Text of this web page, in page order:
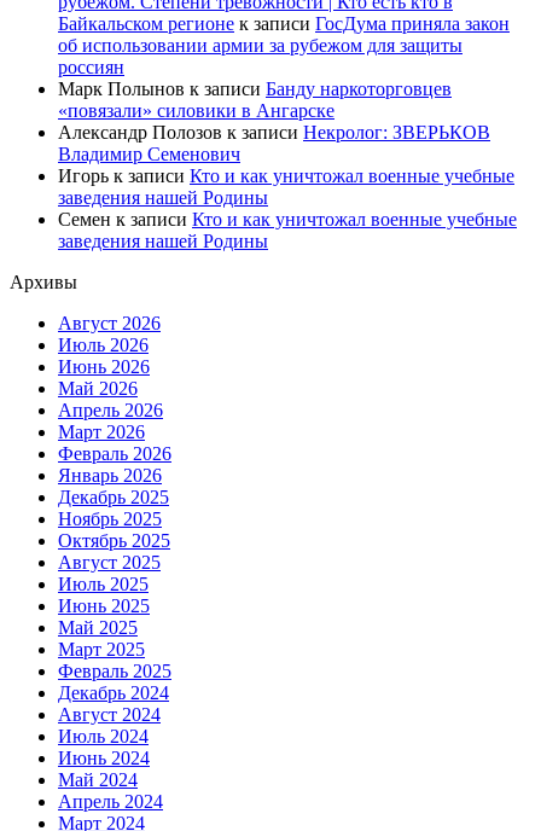
Байкальском регионе к записи ГосДума приняла закон
об использовании армии за рубежом для защиты
россиян
Марк Полынов к записи Банду наркоторговцев
«повязали» силовики в Ангарске
Александр Полозов к записи Некролог: ЗВЕРЬКОВ
Владимир Семенович
Игорь к записи Кто и как уничтожал военные учебные
заведения нашей Родины
Семен к записи Кто и как уничтожал военные учебные
заведения нашей Родины
Архивы
Август 2026
Июль 2026
Июнь 2026
Май 2026
Апрель 2026
Март 2026
Февраль 2026
Январь 2026
Декабрь 2025
Ноябрь 2025
Октябрь 2025
Август 2025
Июль 2025
Июнь 2025
Май 2025
Март 2025
Февраль 2025
Декабрь 2024
Август 2024
Июль 2024
Июнь 2024
Май 2024
Апрель 2024
Март 2024